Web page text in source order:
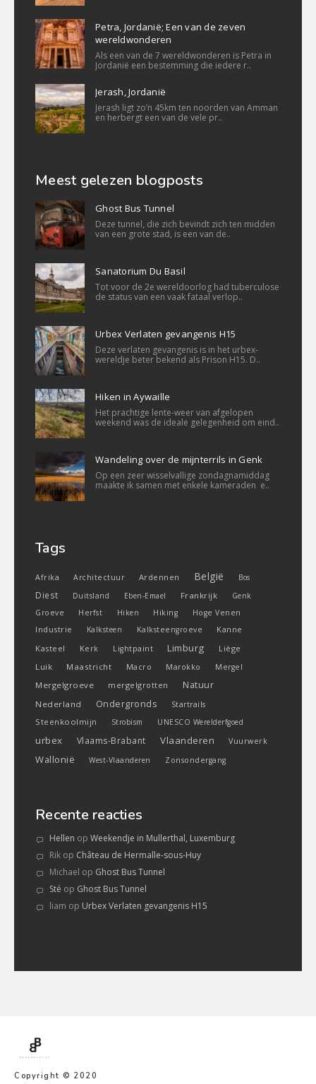
Petra, Jordanië; Een van de zeven
wereldwonderen
Als een van de 7 wereldwonderen is Petra in
Jordanië een bestemming die iedere r..
Jerash, Jordanië
Jerash ligt zo’n 45km ten noorden van Amman
en herbergt een van de vele pr..
Meest gelezen blogposts
Ghost Bus Tunnel
Deze tunnel, die zich bevindt zich ten midden
van een grote stad, is een van de..
Sanatorium Du Basil
Tot voor de 2e wereldoorlog had tuberculose
de status van een vaak fataal verlop..
Urbex Verlaten gevangenis H15
Deze verlaten gevangenis is in het urbex-
wereldje beter bekend als Prison H15. D..
Hiken in Aywaille
Het prachtige lente-weer van afgelopen
weekend was de ideale gelegenheid om eind..
Wandeling over de mijnterrils in Genk
Op een zeer wisselvallige zondagnamiddag
maakte ik samen met enkele kameraden e..
Tags
Afrika Architectuur Ardennen België Bos
Diest Duitsland Eben-Emael Frankrijk
Genk
Groeve
Herfst Hiken Hiking Hoge Venen
Industrie Kalksteen Kalksteengroeve
Kanne
Kasteel
Kerk Lightpaint Limburg
Liège
Luik
Maastricht Macro Marokko Mergel
Mergelgroeve mergelgrotten Natuur
Nederland Ondergronds Startrails
Steenkoolmijn Strobism UNESCO Werelderfgoed
urbex Vlaams-Brabant Vlaanderen Vuurwerk
Wallonië West-Vlaanderen Zonsondergang
Recente reacties
Hellen op Weekendje in Mullerthal, Luxemburg
Rik op Château de Hermalle-sous-Huy
Michael op Ghost Bus Tunnel
Sté op Ghost Bus Tunnel
liam op Urbex Verlaten gevangenis H15
Copyright © 2020